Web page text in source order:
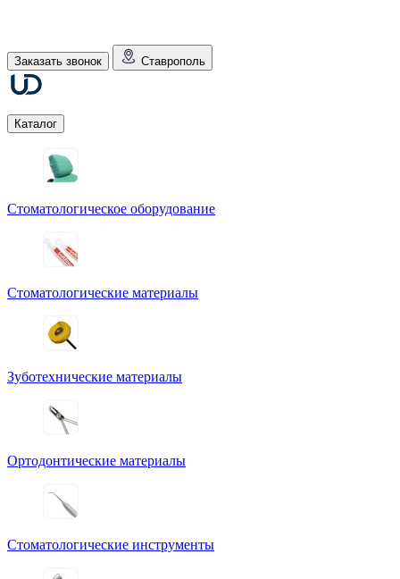
Заказать звонок Ставрополь
Каталог
Стоматологическое оборудование
Стоматологические материалы
Зуботехнические материалы
Ортодонтические материалы
Стоматологические инструменты